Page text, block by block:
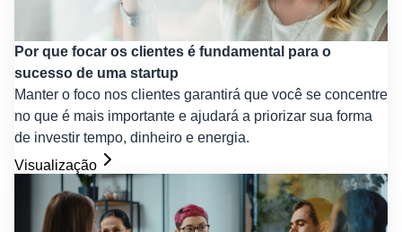
Por que focar os clientes é fundamental para o
sucesso de uma startup
Manter o foco nos clientes garantirá que você se concentre
no que é mais importante e ajudará a priorizar sua forma
de investir tempo, dinheiro e energia.
Visualização